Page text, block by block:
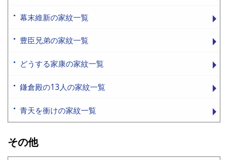
幕末維新の家紋一覧
豊臣兄弟の家紋一覧
どうする家康の家紋一覧
鎌倉殿の13人の家紋一覧
青天を衝けの家紋一覧
その他